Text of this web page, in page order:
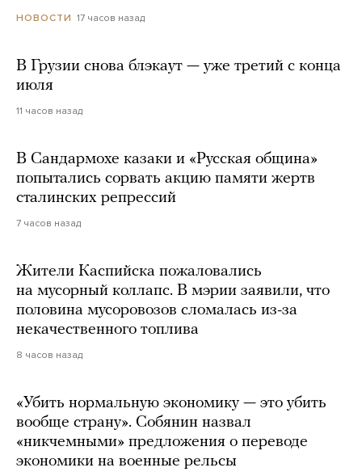
НОВОСТИ 17 часов назад
В Грузии снова блэкаут — уже третий с конца
июля
11 часов назад
В Сандармохе казаки и «Русская община»
попытались сорвать акцию памяти жертв
сталинских репрессий
7 часов назад
Жители Каспийска пожаловались
на мусорный коллапс. В мэрии заявили, что
половина мусоровозов сломалась из-за
некачественного топлива
8 часов назад
«Убить нормальную экономику — это убить
вообще страну». Собянин назвал
«никчемными» предложения о переводе
экономики на военные рельсы